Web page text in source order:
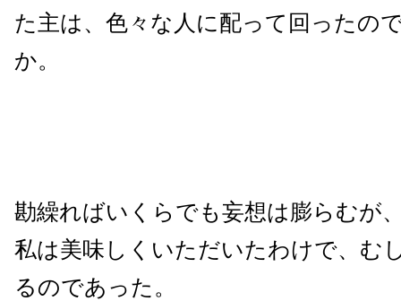
た主は、色々な人に配って回ったの
か。
勘繰ればいくらでも妄想は膨らむが
私は美味しくいただいたわけで、む
るのであった。